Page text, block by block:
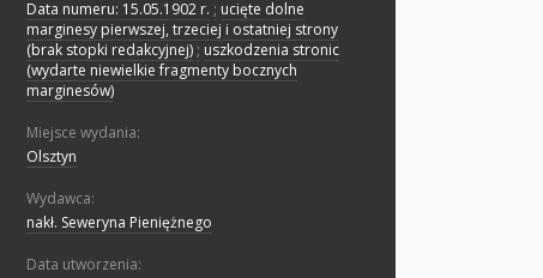
Data numeru: 15.05.1902 r. ; ucięte dolne
marginesy pierwszej, trzeciej i ostatniej strony
(brak stopki redakcyjnej) ; uszkodzenia stronic
(wydarte niewielkie fragmenty bocznych
marginesów)
Miejsce wydania:
Olsztyn
Wydawca:
nakł. Seweryna Pieniężnego
Data utworzenia: